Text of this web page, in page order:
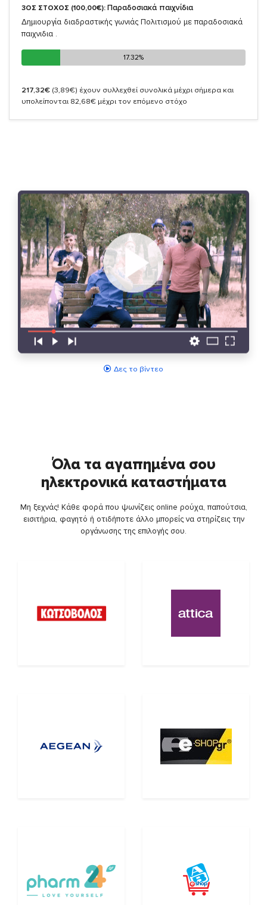
3ΟΣ ΣΤΟΧΟΣ (100,00€): Παραδοσιακά παιχνίδια
Δημιουργία διαδραστικής γωνιάς Πολιτισμού με παραδοσιακά
παιχνιδια .
17.32%
17.32%
217,32€ (3,89€) έχουν συλλεχθεί συνολικά μέχρι σήμερα και
υπολείπονται 82,68€ μέχρι τον επόμενο στόχο
Δες το βίντεο
Όλα τα αγαπημένα σου
ηλεκτρονικά καταστήματα
Μη ξεχνάς! Κάθε φορά που ψωνίζεις online ρούχα, παπούτσια,
εισιτήρια, φαγητό ή οτιδήποτε άλλο μπορείς να στηρίζεις την
οργάνωσης της επιλογής σου.